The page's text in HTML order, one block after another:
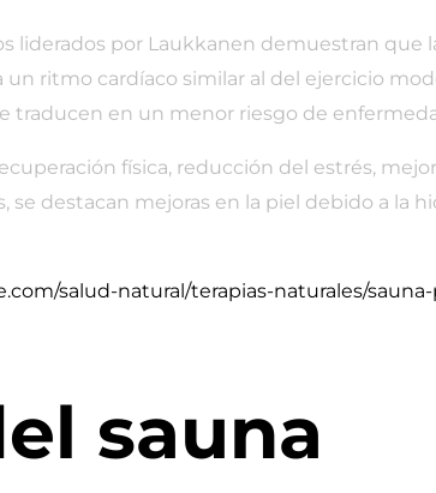
liderados por Laukkanen demuestran que
un ritmo cardíaco similar al del ejercicio
traducen en un menor riesgo de
física, reducción del estrés,
se destacan mejoras en la piel debido a la
salud-natural/terapias-naturales/
sauna